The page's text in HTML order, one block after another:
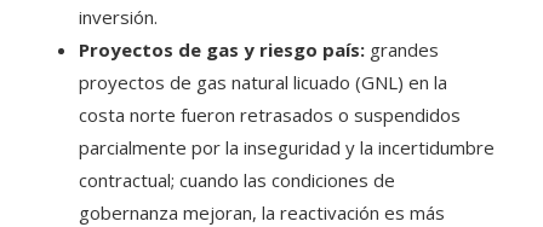
inversión.
Proyectos de gas y riesgo país: grandes
proyectos de gas natural licuado (GNL) en la
costa norte fueron retrasados o suspendidos
parcialmente por la inseguridad y la incertidumbre
contractual; cuando las condiciones de
gobernanza mejoran, la reactivación es más